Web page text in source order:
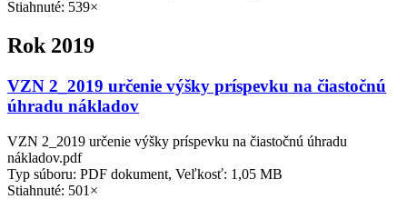
Stiahnuté: 539×
Rok 2019
VZN 2_2019 určenie výšky príspevku na čiastočnú
úhradu nákladov
VZN 2_2019 určenie výšky príspevku na čiastočnú úhradu
nákladov.pdf
Typ súboru: PDF dokument, Veľkosť: 1,05 MB
Stiahnuté: 501×